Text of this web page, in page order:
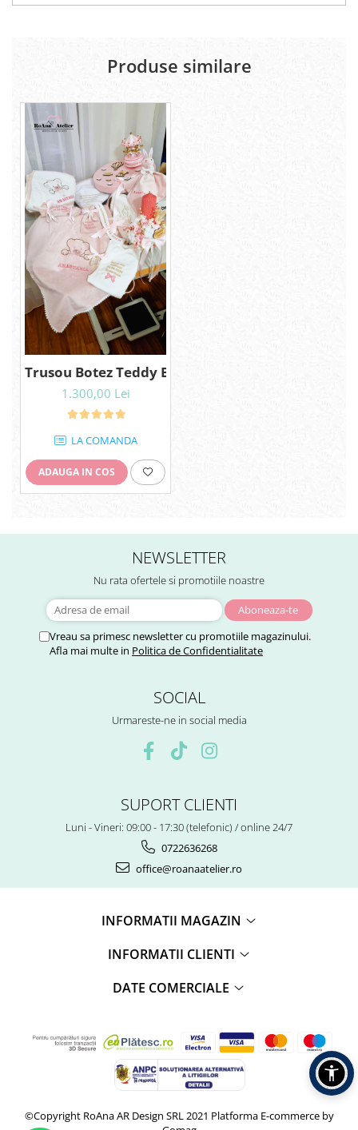
Produse similare
Trusou Botez Teddy Bear complet cu lumanare
1.300,00 Lei
LA COMANDA
ADAUGA IN COS
NEWSLETTER
Nu rata ofertele si promotiile noastre
Vreau sa primesc newsletter cu promotiile magazinului.
Afla mai multe in Politica de Confidentialitate
SOCIAL
Urmareste-ne in social media
SUPORT CLIENTI
Luni - Vineri: 09:00 - 17:30 (telefonic) / online 24/7
0722636268
office@roanaatelier.ro
INFORMATII MAGAZIN
INFORMATII CLIENTI
DATE COMERCIALE
©Copyright RoAna AR Design SRL 2021 Platforma E-commerce by